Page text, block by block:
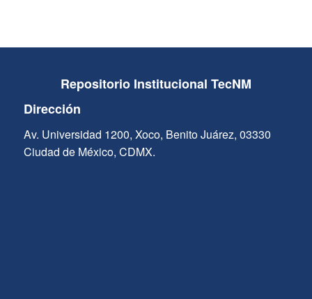
Repositorio Institucional TecNM
Dirección
Av. Universidad 1200, Xoco, Benito Juárez, 03330
Ciudad de México, CDMX.